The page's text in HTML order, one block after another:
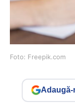
Foto: Freepik.com
Adaugă-